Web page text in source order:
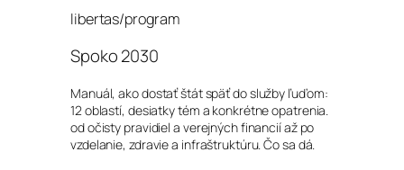
libertas/program
Spoko 2030
Manuál, ako dostať štát späť do služby ľuďom:
12 oblastí, desiatky tém a konkrétne opatrenia.
od očisty pravidiel a verejných financií až po
vzdelanie, zdravie a infraštruktúru. Čo sa dá.